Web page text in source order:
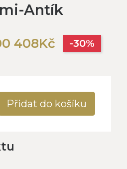
Antík
408Kč -30%
Přidat do košíku